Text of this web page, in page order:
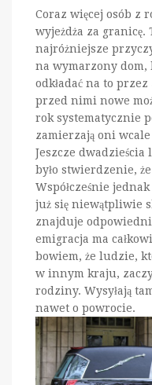
Coraz więcej osób z
wyjeżdża za granicę.
najróżniejsze
na wymarzony dom,
odkładać na to
przed nimi nowe
rok systematycznie
zamierzają oni
Jeszcze
było stwierdzenie,
Współcześnie
już się niewątpliwie
znajduje
emigracja ma
bowiem, że ludzie,
w innym kraju,
rodziny. Wysyłają
nawet o powrocie.